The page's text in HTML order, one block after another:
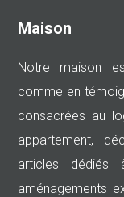
Maison
Notre maison
comme en
consacrées au
appartement,
articles dédiés
aménagements